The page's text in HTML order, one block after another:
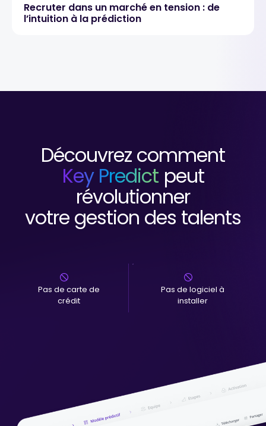
Recruter dans un marché en tension : de
l’intuition à la prédiction
Découvrez comment
Key Predict peut
révolutionner
votre gestion des talents
Pas de carte de
crédit
Pas de logiciel à
installer